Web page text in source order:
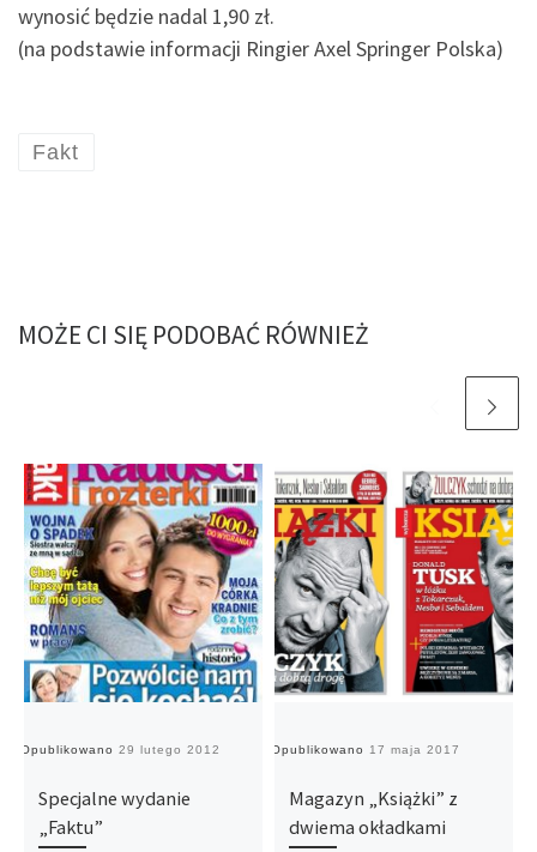
wynosić będzie nadal 1,90 zł.
(na podstawie informacji Ringier Axel Springer Polska)
Fakt
MOŻE CI SIĘ PODOBAĆ RÓWNIEŻ
Opublikowano 29 lutego 2012
Specjalne wydanie
„Faktu”
Opublikowano 17 maja 2017
Magazyn „Książki” z
dwiema okładkami